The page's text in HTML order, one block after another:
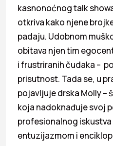
kasnonoćnog talk
otkriva kako njene
padaju. Udobnom
obitava njen tim
i frustriranih čudaka –
prisutnost. Tada se, u
pojavljuje drska Molly –
koja nadoknađuje svoj
profesionalnog
entuzijazmom i